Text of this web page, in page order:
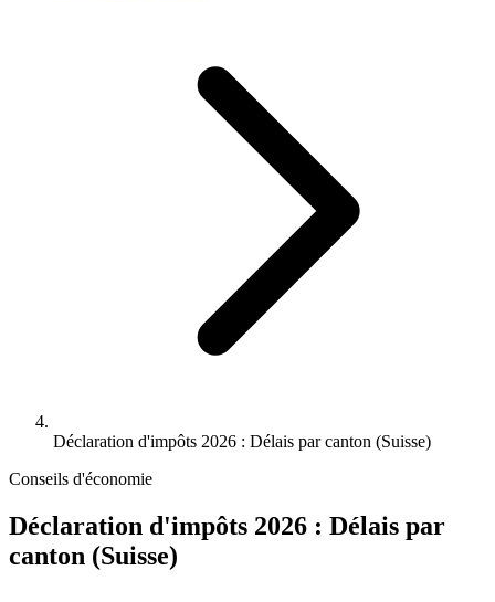
Déclaration d'impôts 2026 : Délais par canton (Suisse)
Conseils d'économie
Déclaration d'impôts 2026 : Délais par
canton (Suisse)